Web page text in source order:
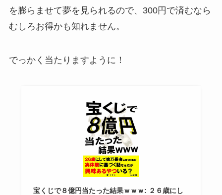
を膨らませて夢を見られるので、300円で済むなら
むしろお得かも知れません。
でっかく当たりますように！
宝くじで８億円当たった結果ｗｗｗ: ２６歳にし